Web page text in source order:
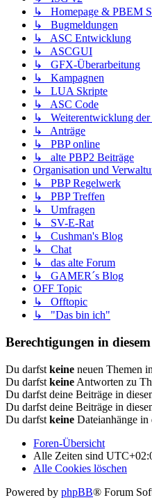
↳ Homepage & PBEM
↳ Bugmeldungen
↳ ASC Entwicklung
↳ ASCGUI
↳ GFX-Überarbeitung
↳ Kampagnen
↳ LUA Skripte
↳ ASC Code
↳ Weiterentwicklung der
↳ Anträge
↳ PBP online
↳ alte PBP2 Beiträge
Organisation und
↳ PBP Regelwerk
↳ PBP Treffen
↳ Umfragen
↳ SV-E-Rat
↳ Cushman's Blog
↳ Chat
↳ das alte Forum
↳ GAMER´s Blog
OFF Topic
↳ Offtopic
↳ "Das bin ich"
Berechtigungen in
Du darfst keine neuen Themen
Du darfst keine Antworten zu
Du darfst deine Beiträge in
Du darfst deine Beiträge in
Du darfst keine Dateianhänge in
Foren-Übersicht
Alle Zeiten sind
Alle Cookies löschen
Powered by phpBB® Forum